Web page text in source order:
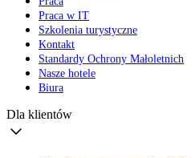
Praca w IT
Szkolenia turystyczne
Kontakt
Standardy Ochrony Małoletnich
Nasze hotele
Biura
Dla klientów